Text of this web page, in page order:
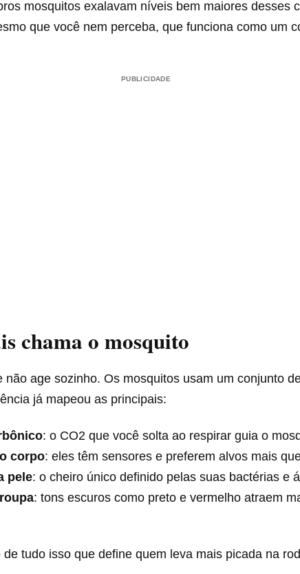
mosquitos exalavam níveis bem maiores desses
que você nem perceba, que funciona como um
PUBLICIDADE
chama o mosquito
não age sozinho. Os mosquitos usam um conjunto
já mapeou as principais:
: o CO2 que você solta ao respirar guia o
corpo: eles têm sensores e preferem alvos mais
pele: o cheiro único definido pelas suas bactérias e
: tons escuros como preto e vermelho atraem
de tudo isso que define quem leva mais picada na